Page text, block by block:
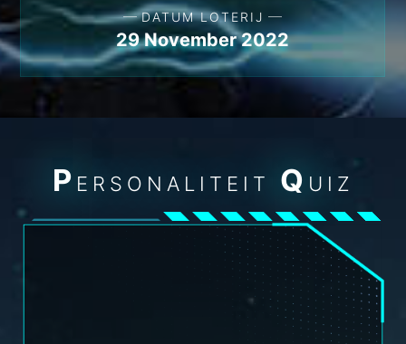
DATUM LOTERIJ
29 November 2022
P ERSONALITEITQUIZ